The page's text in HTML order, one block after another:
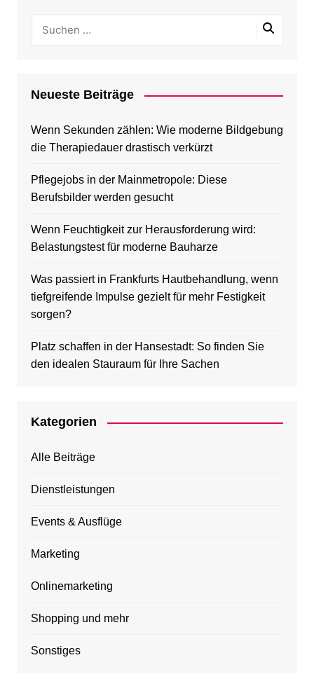
Neueste Beiträge
Wenn Sekunden zählen: Wie moderne Bildgebung
die Therapiedauer drastisch verkürzt
Pflegejobs in der Mainmetropole: Diese
Berufsbilder werden gesucht
Wenn Feuchtigkeit zur Herausforderung wird:
Belastungstest für moderne Bauharze
Was passiert in Frankfurts Hautbehandlung, wenn
tiefgreifende Impulse gezielt für mehr Festigkeit
sorgen?
Platz schaffen in der Hansestadt: So finden Sie
den idealen Stauraum für Ihre Sachen
Kategorien
Alle Beiträge
Dienstleistungen
Events & Ausflüge
Marketing
Onlinemarketing
Shopping und mehr
Sonstiges